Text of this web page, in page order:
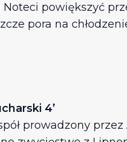
powiększyć
pora na
4’
prowadzony